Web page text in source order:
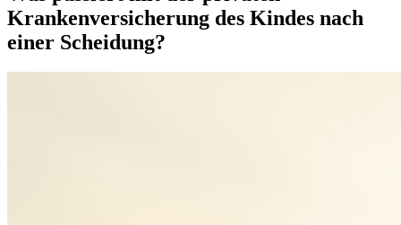
Krankenversicherung des Kindes nach
einer Scheidung?